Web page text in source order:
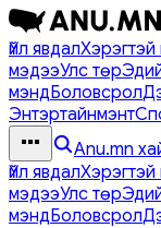
Үйл явдал
мэдээУлс төр
мэндБоловсрол
Энтэртайнмэнт
Anu.mn
Үйл явдал
мэдээУлс төр
мэндБоловсрол